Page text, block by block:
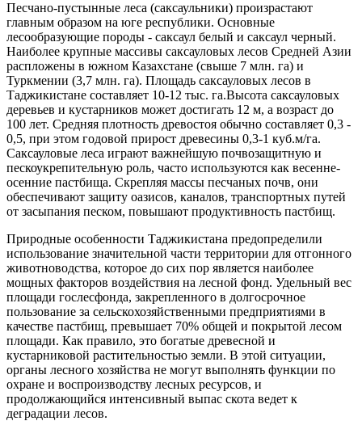
Песчано-пустынные леса (саксаульники) произрастают
главным образом на юге республики. Основные
лесообразующие породы - саксаул белый и саксаул черный.
Наиболее крупные массивы саксауловых лесов Средней Азии
распложены в южном Казахстане (свыше 7 млн. га) и
Туркмении (3,7 млн. га). Площадь саксауловых лесов в
Таджикистане составляет 10-12 тыс. га.Высота саксауловых
деревьев и кустарников может достигать 12 м, а возраст до
100 лет. Средняя плотность древостоя обычно составляет 0,3 -
0,5, при этом годовой прирост древесины 0,3-1 куб.м/га.
Саксауловые леса играют важнейшую почвозащитную и
пескоукрепительную роль, часто используются как весенне-
осенние пастбища. Скрепляя массы песчаных почв, они
обеспечивают защиту оазисов, каналов, транспортных путей
от засыпания песком, повышают продуктивность пастбищ.
Природные особенности Таджикистана предопределили
использование значительной части территории для отгонного
животноводства, которое до сих пор является наиболее
мощных факторов воздействия на лесной фонд. Удельный вес
площади гослесфонда, закрепленного в долгосрочное
пользование за сельскохозяйственными предприятиями в
качестве пастбищ, превышает 70% общей и покрытой лесом
площади. Как правило, это богатые древесной и
кустарниковой растительностью земли. В этой ситуации,
органы лесного хозяйства не могут выполнять функции по
охране и воспроизводству лесных ресурсов, и
продолжающийся интенсивный выпас скота ведет к
деградации лесов.